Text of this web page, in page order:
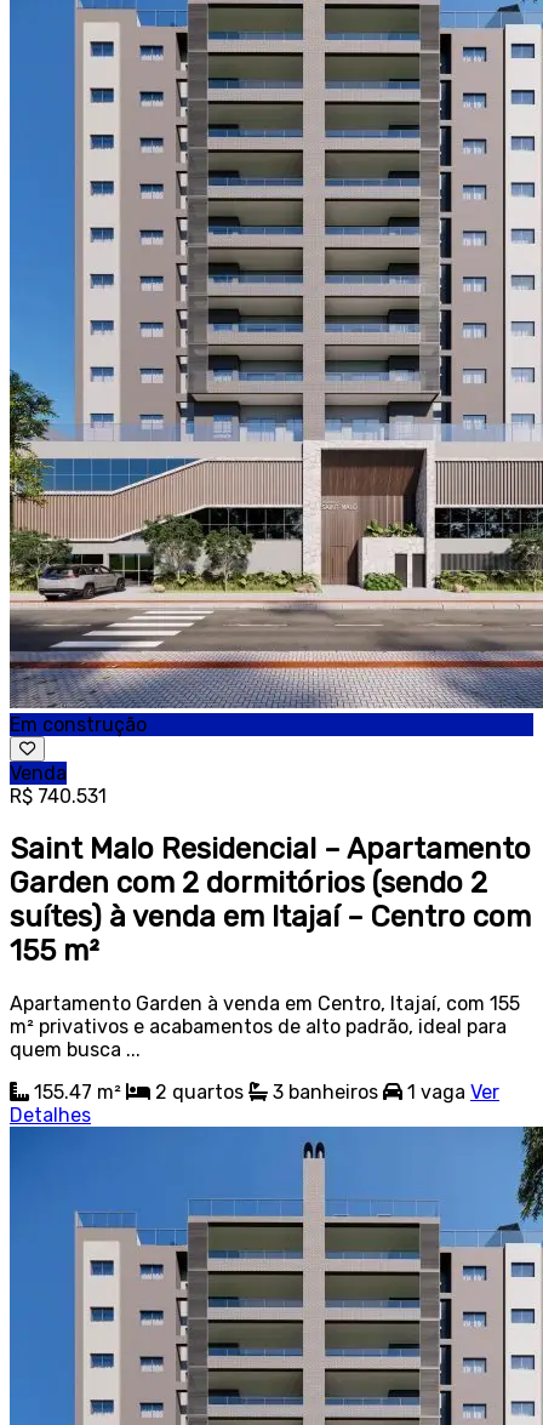
Em construção
Venda
R$ 740.531
Saint Malo Residencial – Apartamento
Garden com 2 dormitórios (sendo 2
suítes) à venda em Itajaí – Centro com
155 m²
Apartamento Garden à venda em Centro, Itajaí, com 155
m² privativos e acabamentos de alto padrão, ideal para
quem busca ...
155.47 m²
2 quartos 3 banheiros 1 vaga Ver
Detalhes